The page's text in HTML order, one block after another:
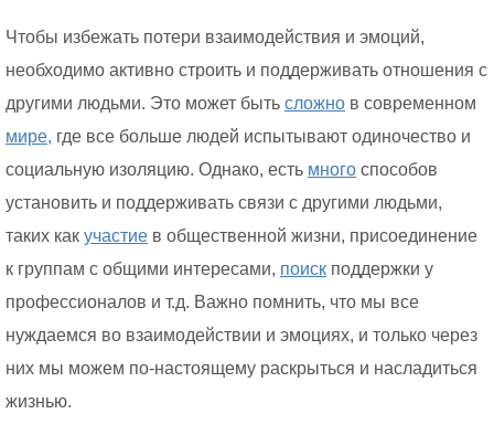
Чтобы избежать потери взаимодействия и эмоций,
необходимо активно строить и поддерживать отношения с
другими людьми. Это может быть сложно в современном
мире, где все больше людей испытывают одиночество и
социальную изоляцию. Однако, есть много способов
установить и поддерживать связи с другими людьми,
таких как участие в общественной жизни, присоединение
к группам с общими интересами, поиск поддержки у
профессионалов и т.д. Важно помнить, что мы все
нуждаемся во взаимодействии и эмоциях, и только через
них мы можем по-настоящему раскрыться и насладиться
жизнью.